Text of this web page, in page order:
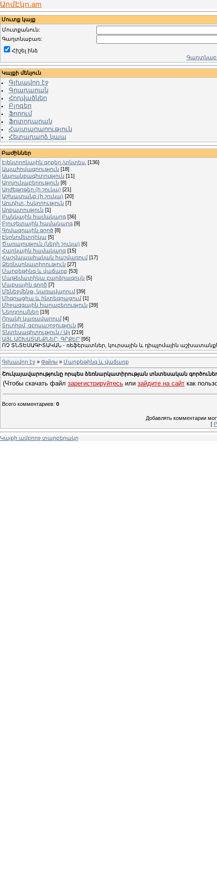
ԱրմԷկո.am
Մուտք կայք
Մուտքանուն:
Գաղտնաբառ:
Հիշել ինձ
Կայքի մենյուն
Գլխավոր էջ
Գրադարան
Հոդվածներ
Բլոգեր
Ֆորում
Ֆոտոդարան
Հայտարարություն
Հետադարձ կապ
Բաժիններ
Էլեկտրոնային գրքեր /տնտես. [136]
Ապահովագրություն [18]
Ապրանքագիտություն [11]
Արդյունաբերություն [8]
Արժեթղթեր (ի շուկա) [21]
Աշխատանք (ի շուկա) [20]
Աուդիտ, հսկողություն [7]
Աղքատություն [1]
Բանկային համակարգ [36]
Բյուջետային համակարգ [9]
Գովազդային գործ [8]
Էկոնոմետրիկա [5]
Ծառայություն (ների շուկա) [6]
Հարկային համակարգ [15]
Հաշվապահական հաշվառում [17]
Ձեռնարկատիրություն [27]
Մարքեթինգ և վաճառք [53]
Մաթեմատիկա բարձրագույն [5]
Մաքսային գործ [7]
Մենեջմենթ, կառավարում [39]
Միգրացիա և ինտեգրացում [1]
Միջազգային հարաբերություն [39]
Ներդրումներ [19]
Որակի կառավարում [4]
Տուրիզմ, զբոսաշրջություն [9]
Տնտեսագիտություն / Այլ [219]
ԱՅԼ ԱՇԽԱՏԱՆՔՆԵՐ, ԳՐՔԵՐ [95]
ՈՉ ՏՆՏԵՍԱԳԻՏԱԿԱՆ - ռեֆերատներ, կուրսային և դիպլոմային
Գլխավոր էջ » Файлы » Մարքեթինգ և վաճառք
Շուկայավարությունը որպես ձեռնարկատիրության տնտեսական
(Чтобы скачать файл зарегистрируйтесь или зайдите на сайт как
Всего комментариев: 0
Добавлять комментарии
[
Կայքի ամբողջ տարբերակը